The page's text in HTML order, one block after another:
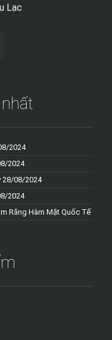
Lạc
2024
2024
28/08/2024
2024
Răng Hàm Mặt Quốc Tế